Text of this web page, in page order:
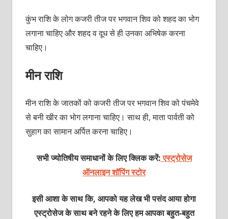
कुंभ राशि के लोग कजरी तीज पर भगवान शिव को शहद का भोग
लगाना चाहिए और शहद व दूध से ही उनका अभिषेक करना
चाहिए।
मीन राशि
मीन राशि के जातकों को कजरी तीज पर भगवान शिव को पंचमेवे
से बनी खीर का भोग लगाना चाहिए। साथ ही, माता पार्वती को
सुहाग का सामान अर्पित करना चाहिए।
सभी ज्योतिषीय समाधानों के लिए क्लिक करें: एस्ट्रोसेज
ऑनलाइन शॉपिंग स्टोर
इसी आशा के साथ कि, आपको यह लेख भी पसंद आया होगा
एस्ट्रोसेज के साथ बने रहने के लिए हम आपका बहुत-बहुत